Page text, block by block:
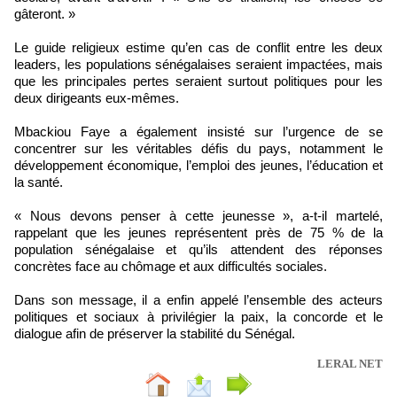
gâteront. »
Le guide religieux estime qu’en cas de conflit entre les deux
leaders, les populations sénégalaises seraient impactées, mais
que les principales pertes seraient surtout politiques pour les
deux dirigeants eux-mêmes.
Mbackiou Faye a également insisté sur l’urgence de se
concentrer sur les véritables défis du pays, notamment le
développement économique, l’emploi des jeunes, l’éducation et
la santé.
« Nous devons penser à cette jeunesse », a-t-il martelé,
rappelant que les jeunes représentent près de 75 % de la
population sénégalaise et qu’ils attendent des réponses
concrètes face au chômage et aux difficultés sociales.
Dans son message, il a enfin appelé l’ensemble des acteurs
politiques et sociaux à privilégier la paix, la concorde et le
dialogue afin de préserver la stabilité du Sénégal.
LERAL NET